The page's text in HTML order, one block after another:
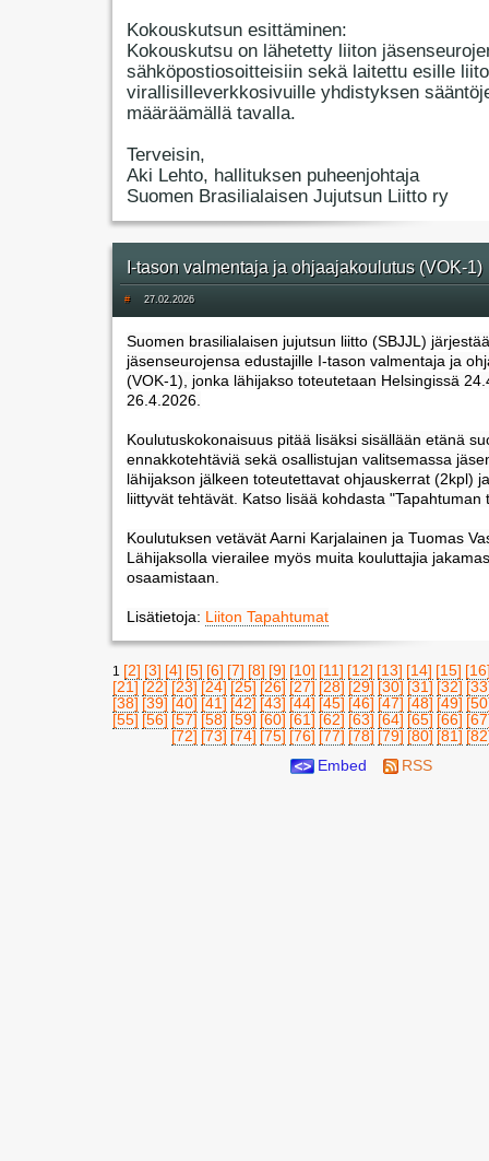
Kokouskutsun esittäminen:
Kokouskutsu on lähetetty liiton
sähköpostiosoitteisiin sekä laitettu esille
virallisilleverkkosivuille yhdistyksen
määräämällä tavalla.
Terveisin,
Aki Lehto, hallituksen puheenjohtaja
Suomen Brasilialaisen Jujutsun Liitto ry
I-tason valmentaja ja ohjaajakoulutus (VOK-1)
# 27.02.2026
Suomen brasilialaisen jujutsun liitto (SBJJL) järjestää
jäsenseurojensa edustajille I-tason valmentaja ja
(VOK-1), jonka lähijakso toteutetaan Helsingissä
26.4.2026.
Koulutuskokonaisuus pitää lisäksi sisällään etänä
ennakkotehtäviä sekä osallistujan valitsemassa
lähijakson jälkeen toteutettavat ohjauskerrat (2kpl)
liittyvät tehtävät. Katso lisää kohdasta "Tapahtuman
Koulutuksen vetävät Aarni Karjalainen ja Tuomas
Lähijaksolla vierailee myös muita kouluttajia
osaamistaan.
Lisätietoja: Liiton Tapahtumat
1 [2] [3] [4] [5] [6] [7] [8] [9] [10] [11] [12] [13] [14] [15]
[21] [22] [23] [24] [25] [26] [27] [28] [29] [30] [31] [32]
[38] [39] [40] [41] [42] [43] [44] [45] [46] [47] [48] [49]
[55] [56] [57] [58] [59] [60] [61] [62] [63] [64] [65] [66]
[72] [73] [74] [75] [76] [77] [78] [79] [80] [81]
Embed
RSS